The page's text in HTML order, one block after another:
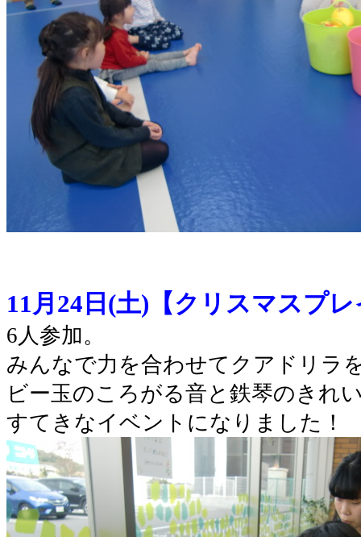
11月24日(土)【クリスマスプ
6人参加。
みんなで力を合わせてクアドリラ
ビー玉のころがる音と鉄琴のきれ
すてきなイベントになりました！